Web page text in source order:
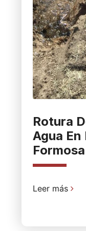
Rotura
Agua En
Formosa
Leer más